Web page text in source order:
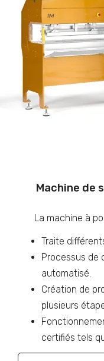
Machine de
La machine à
Traite
Processus de
automatisé.
Création de
plusieurs
certifiés tels